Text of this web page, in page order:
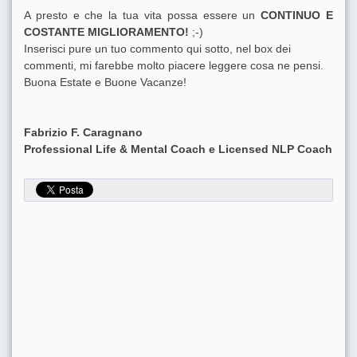
A presto e che la tua vita possa essere unCONTINUO E
COSTANTE MIGLIORAMENTO! ;-)
Inserisci pure un tuo commento qui sotto, nel box dei
commenti, mi farebbe molto piacere leggere cosa ne pensi.
Buona Estate e Buone Vacanze!
Fabrizio F. Caragnano
Professional Life & Mental Coach e Licensed NLP Coach